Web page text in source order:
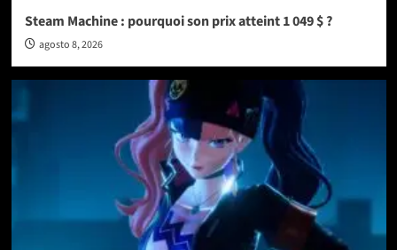
Steam Machine : pourquoi son prix atteint 1 049 $ ?
agosto 8, 2026